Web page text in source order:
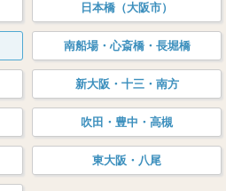
日本橋（大阪市）
南船場・心斎橋・長堀橋
新大阪・十三・南方
吹田・豊中・高槻
東大阪・八尾